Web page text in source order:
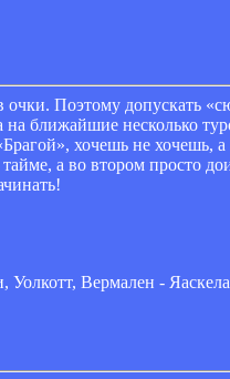
Поэтому допускать
на ближайшие несколько
хочешь не хочешь,
а во втором просто
Вермален -